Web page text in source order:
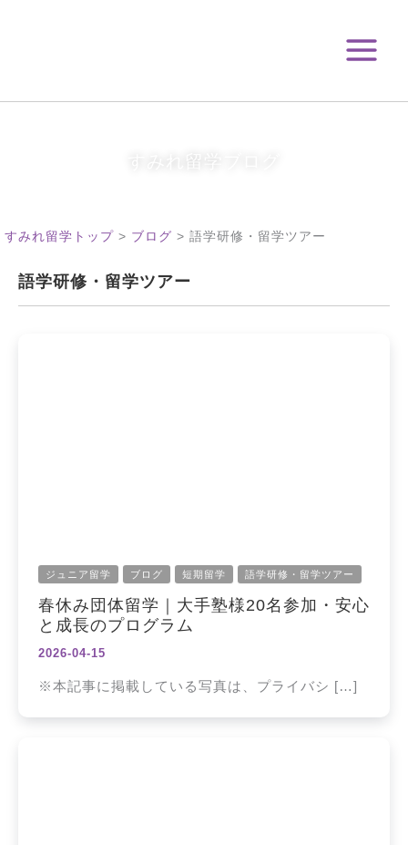
すみれ留学ブログ
すみれ留学トップ > ブログ > 語学研修・留学ツアー
語学研修・留学ツアー
ジュニア留学 ブログ 短期留学 語学研修・留学ツアー
春休み団体留学｜大手塾様20名参加・安心
と成長のプログラム
2026-04-15
※本記事に掲載している写真は、プライバシ […]
イ